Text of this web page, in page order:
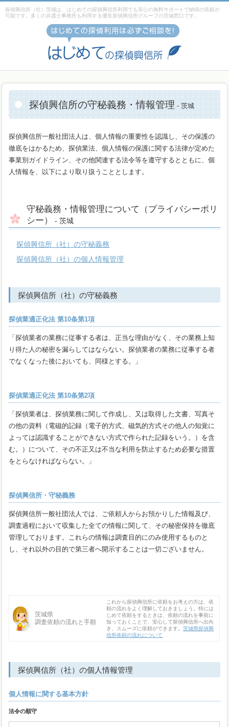
探偵興信所の守秘義務・情報管理 - 茨城
探偵興信所一般社団法人は、個人情報の重要性を認識し、その保護の
徹底をはかるため、探偵業法、個人情報の保護に関する法律が定めた
事業別ガイドライン、その他関連する法令等を遵守するとともに、個
人情報を、以下により取り扱うこととします。
守秘義務・情報管理について（プライバシーポリ
シー）
- 茨城
探偵興信所（社）の守秘義務
探偵興信所（社）の個人情報管理
探偵興信所（社）の守秘義務
探偵業適正化法 第10条第1項
「探偵業者の業務に従事する者は、正当な理由がなく、その業務上知
り得た人の秘密を漏らしてはならない。探偵業者の業務に従事する者
でなくなった後においても、同様とする。」
探偵業適正化法 第10条第2項
「探偵業者は、探偵業務に関して作成し、又は取得した文書、写真そ
の他の資料（電磁的記録（電子的方式、磁気的方式その他人の知覚に
よっては認識することができない方式で作られた記録をいう。）を含
む。）について、その不正又は不当な利用を防止するため必要な措置
をとらなければならない。」
探偵興信所・守秘義務
探偵興信所一般社団法人では、ご依頼人からお預かりした情報及び、
調査過程において収集した全ての情報に関して、その秘密保持を徹底
管理しております。これらの情報は調査目的にのみ使用するものと
し、それ以外の目的で第三者へ開示することは一切ございません。
茨城県
調査依頼の流れと手順
これから探偵興信所に依頼をお考えの方は、依
頼の流れをよく理解しておきましょう。特には
じめて依頼をするときは、依頼の流れを事前に
知っておくことで、安心して探偵興信所へ出向
き、スムーズに依頼ができます。茨城県探偵興
信所依頼の流れについて
探偵興信所（社）の個人情報管理
個人情報に関する基本方針
法令の順守
探偵興信所（社）茨城は、はじめての探偵興信所利用でも安心の無料サポートで納得の依頼が
可能です。多くの弁護士事務所も利用する優良探偵興信所グループの茨城窓口です。